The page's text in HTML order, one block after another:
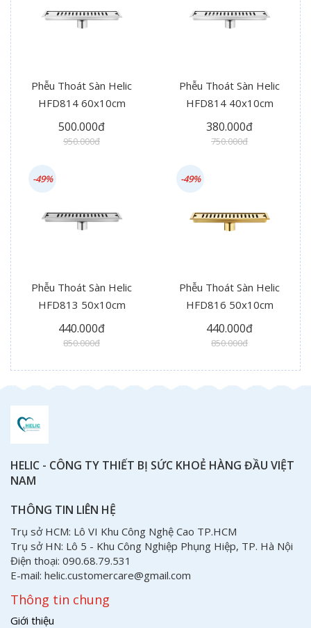
Phễu Thoát Sàn Helic
HFD814 60x10cm
500.000đ
950.000đ
Phễu Thoát Sàn Helic
HFD814 40x10cm
380.000đ
750.000đ
Phễu Thoát Sàn Helic
HFD813 50x10cm
440.000đ
850.000đ
-49%
Phễu Thoát Sàn Helic
HFD816 50x10cm
440.000đ
850.000đ
-49%
HELIC - CÔNG TY THIẾT BỊ SỨC KHOẺ HÀNG ĐẦU VIỆT
NAM
THÔNG TIN LIÊN HỆ
Trụ sở HCM: Lô VI Khu Công Nghệ Cao TP.HCM
Trụ sở HN: Lô 5 - Khu Công Nghiệp Phụng Hiệp, TP. Hà Nội
Điện thoại: 090.68.79.531
E-mail: helic.customercare@gmail.com
Thông tin chung
Giới thiệu